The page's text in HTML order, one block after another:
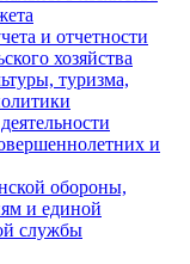
и отчетности
хозяйства
туризма,
и
обороны,
и единой
службы